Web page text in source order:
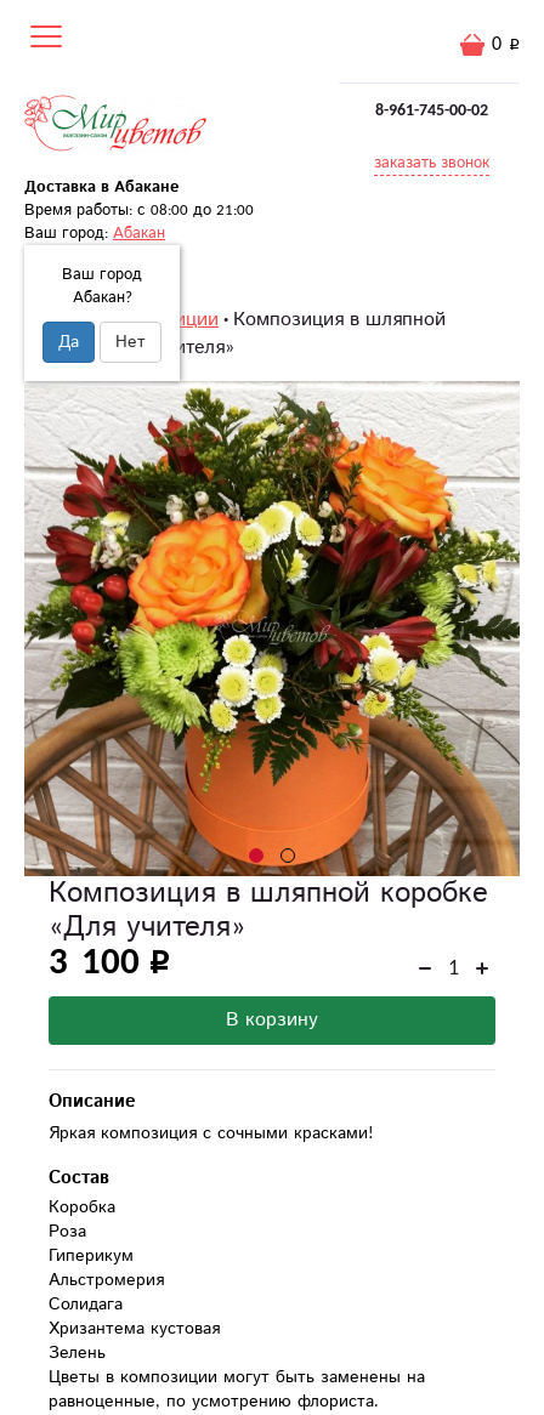
8-961-745-00-02
заказать звонок
Доставка в Абакане
Время работы: с 08:00 до 21:00
Ваш город: Абакан
Ваш город
Абакан?
Да Нет
0
Главная Композиции Композиция в шляпной
коробке «Для учителя»
Композиция в шляпной коробке
«Для учителя»
3 100
В корзину
Описание
Яркая композиция с сочными красками!
Состав
Коробка
Роза
Гиперикум
Альстромерия
Солидага
Хризантема кустовая
Зелень
Цветы в композиции могут быть заменены на
равноценные, по усмотрению флориста.